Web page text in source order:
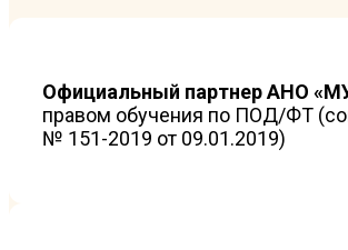
Официальный партнер АНО
правом обучения по ПОД/ФТ
№ 151-2019 от 09.01.2019)